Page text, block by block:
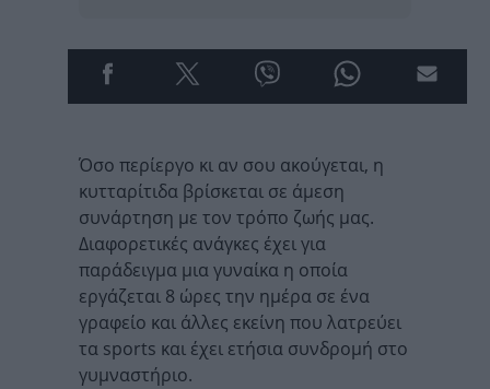
Όσο περίεργο κι αν σου ακούγεται, η
κυτταρίτιδα βρίσκεται σε άμεση
συνάρτηση με τον τρόπο ζωής μας.
Διαφορετικές ανάγκες έχει για
παράδειγμα μια γυναίκα η οποία
εργάζεται 8 ώρες την ημέρα σε ένα
γραφείο και άλλες εκείνη που λατρεύει
τα sports και έχει ετήσια συνδρομή στο
γυμναστήριο.